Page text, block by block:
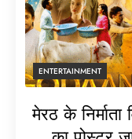
ENTERTAINMENT
मेरठ के निर्माता